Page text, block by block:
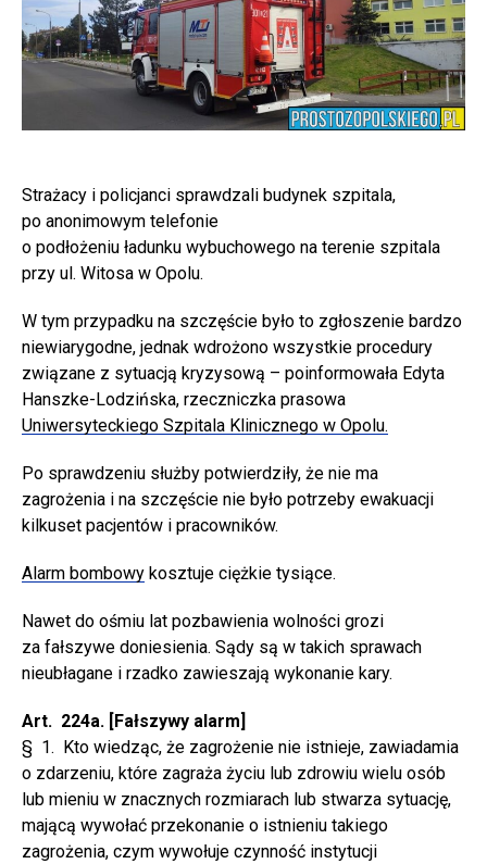
Strażacy i policjanci sprawdzali budynek szpitala,
po anonimowym telefonie
o podłożeniu ładunku wybuchowego na terenie szpitala
przy ul. Witosa w Opolu.
W tym przypadku na szczęście było to zgłoszenie bardzo
niewiarygodne, jednak wdrożono wszystkie procedury
związane z sytuacją kryzysową – poinformowała Edyta
Hanszke-Lodzińska, rzeczniczka prasowa
Uniwersyteckiego Szpitala Klinicznego w Opolu.
Po sprawdzeniu służby potwierdziły, że nie ma
zagrożenia i na szczęście nie było potrzeby ewakuacji
kilkuset pacjentów i pracowników.
Alarm bombowy kosztuje ciężkie tysiące.
Nawet do ośmiu lat pozbawienia wolności grozi
za fałszywe doniesienia. Sądy są w takich sprawach
nieubłagane i rzadko zawieszają wykonanie kary.
Art. 224a. [Fałszywy alarm]
§ 1. Kto wiedząc, że zagrożenie nie istnieje, zawiadamia
o zdarzeniu, które zagraża życiu lub zdrowiu wielu osób
lub mieniu w znacznych rozmiarach lub stwarza sytuację,
mającą wywołać przekonanie o istnieniu takiego
zagrożenia, czym wywołuje czynność instytucji